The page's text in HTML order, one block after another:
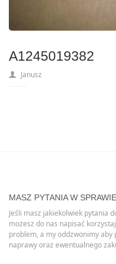
A1245019382
Janusz
MASZ PYTANIA W
Jeśli masz jakiekolwiek pytania
możesz do nas napisać
problem, a my oddzwonimy
naprawy oraz ewentualnego